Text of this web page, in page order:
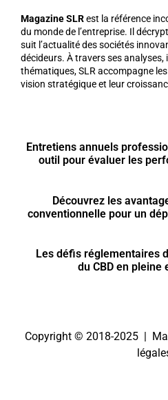
Magazine SLRest la référence
du monde de l’entreprise. Il
suit l’actualité des sociétés
décideurs. À travers ses
thématiques, SLR accompagne
vision stratégique et leur
Entretiens annuels
outil pour évaluer les
Découvrez les
conventionnelle pour un
Les défis réglementaires
du CBD en pleine
Copyright © 2018-2025 |